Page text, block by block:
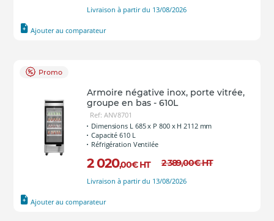
Livraison à partir du 13/08/2026
Ajouter au comparateur
Promo
Armoire négative inox, porte vitrée,
groupe en bas - 610L
Ref: ANV8701
Dimensions L 685 x P 800 x H 2112 mm
Capacité 610 L
Réfrigération Ventilée
2 020,00€ HT 2 389,00€HT
Livraison à partir du 13/08/2026
Ajouter au comparateur